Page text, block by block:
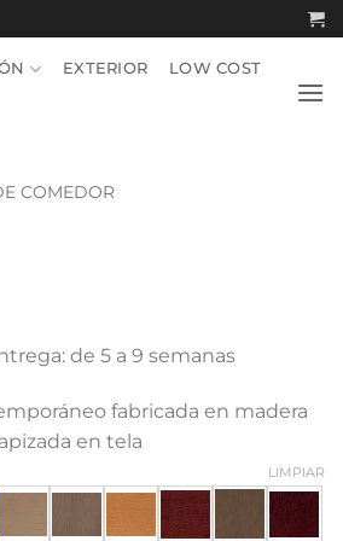
EXTERIOR LOW COST
COMEDOR
de 5 a 9 semanas
fabricada en madera
en tela
LIMPIAR